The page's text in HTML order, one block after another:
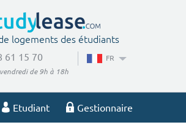
logements des étudiants
61 15 70
de 9h à 18h
FR
Etudiant Gestionnaire